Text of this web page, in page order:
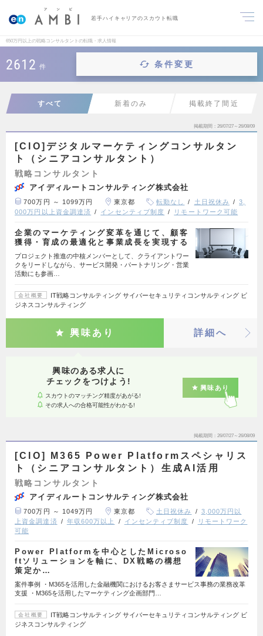
若手ハイキャリアのスカウト転職
650万円以上の戦略コンサルタントの転職・求人情報
2612 件 条件変更
すべて 新着のみ 掲載終了間近
掲載期間 26/07/27～26/08/09
[CIO]デジタルマーケティングコンサルタン
ト（シニアコンサルタント）
戦略コンサルタント
アイディルートコンサルティング株式会社
700万円 ～ 1099万円 東京都 転勤なし 土日祝休み
3,
000万円以上資金調達済
インセンティブ制度 リモートワーク可能
企業のマーケティング変革を通じて、顧客
獲得・育成の最適化と事業成長を実現する
プロジェクト推進の中核メンバーとして、クライアントワー
クをリードしながら、サービス開発・パートナリング・営業
活動にも参画…
会社概要
IT戦略コンサルティング サイバーセキュリティコンサルティング ビ
ジネスコンサルティング
興味あり 詳細へ
興味のある求人に
チェックをつけよう!
スカウトのマッチング精度があがる!
その求人への合格可能性がわかる!
興味あり
掲載期間 26/07/27～26/08/09
[CIO] M365 Power Platformスペシャリス
ト（シニアコンサルタント）生成AI活用
戦略コンサルタント
アイディルートコンサルティング株式会社
700万円 ～ 1049万円 東京都 土日祝休み
3,000万円以
上資金調達済
年収600万以上 インセンティブ制度
リモートワーク
可能
Power Platformを中心としたMicroso
ftソリューションを軸に、DX戦略の構想
策定か…
案件事例 ・M365を活用した金融機関におけるお客さまサービス事務の業務改革
支援 ・M365を活用したマーケティング企画部門…
会社概要
IT戦略コンサルティング サイバーセキュリティコンサルティング ビ
ジネスコンサルティング